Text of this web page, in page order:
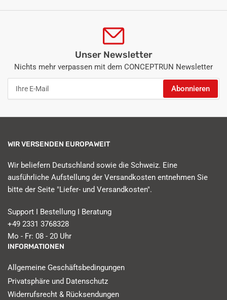
Unser Newsletter
Nichts mehr verpassen mit dem CONCEPTRUN Newsletter
Mail
Abonnieren
WIR VERSENDEN EUROPAWEIT
Wir beliefern Deutschland sowie die Schweiz. Eine
ausführliche Aufstellung der Versandkosten entnehmen Sie
bitte der Seite "Liefer- und Versandkosten".
Support I Bestellung I Beratung
+49 2331 3768328
Mo - Fr: 08 - 20 Uhr
INFORMATIONEN
Allgemeine Geschäftsbedingungen
Privatsphäre und Datenschutz
Widerrufsrecht & Rücksendungen